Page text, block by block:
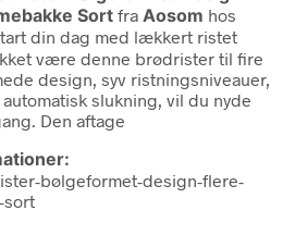
Sort fra Aosom hos
din dag med lækkert ristet
være denne brødrister til fire
design, syv ristningsniveauer,
slukning, vil du nyde
Den aftage
bølgeformet-design-flere-
sort